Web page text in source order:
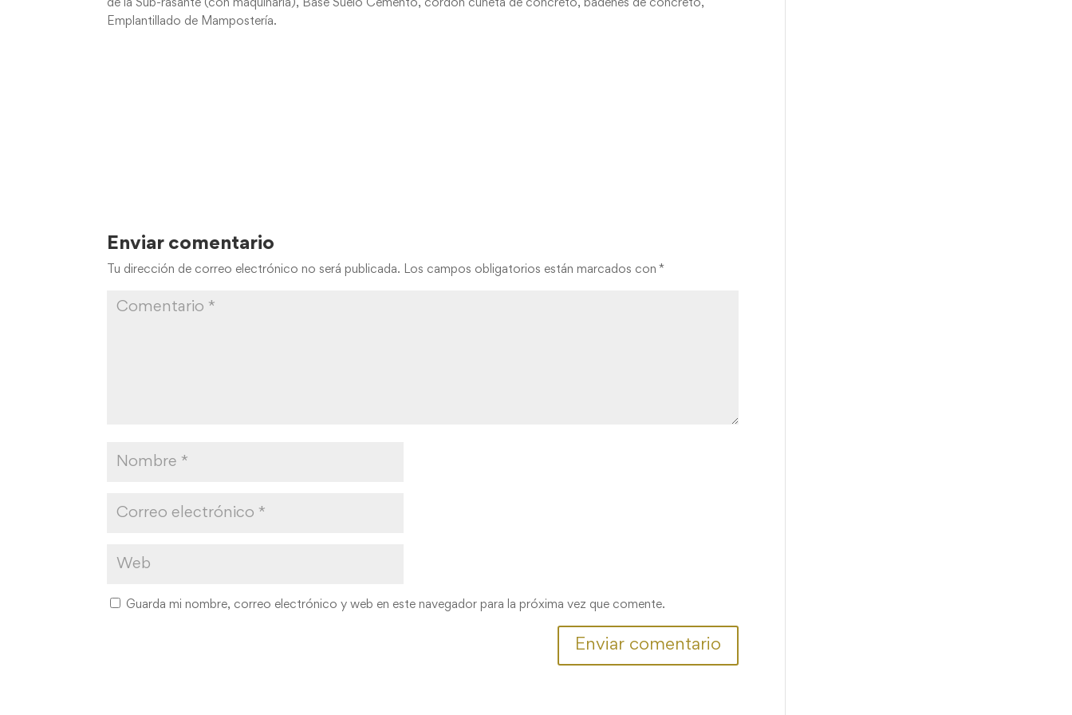
de la Sub-rasante (con maquinaria), Base Suelo Cemento, cordón cuneta de concreto, badenes de concreto,
Emplantillado de Mampostería.
Enviar comentario
Tu dirección de correo electrónico no será publicada. Los campos obligatorios están marcados con *
Guarda mi nombre, correo electrónico y web en este navegador para la próxima vez que comente.